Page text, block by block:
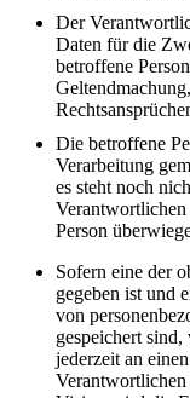
Der
Daten für die
betroffene
Die betroffene
Verarbeitung
es steht noch
Verantwortlichen
Person
Sofern eine der
gegeben ist und
von
gespeichert
jederzeit an